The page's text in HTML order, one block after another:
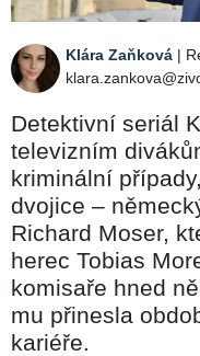
Klára Zaňková |
Detektivní seriál
televizním
kriminální
dvojice –
Richard Moser,
herec Tobias
komisaře hned
mu přinesla
kariéře.